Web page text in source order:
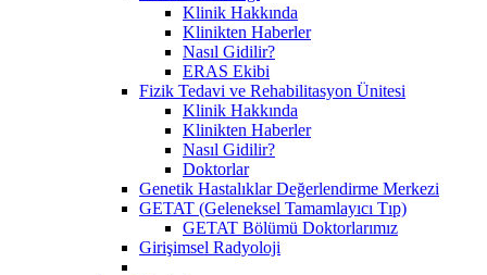
Klinik Hakkında
Klinikten Haberler
Nasıl Gidilir?
ERAS Ekibi
Fizik Tedavi ve Rehabilitasyon Ünitesi
Klinik Hakkında
Klinikten Haberler
Nasıl Gidilir?
Doktorlar
Genetik Hastalıklar Değerlendirme Merkezi
GETAT (Geleneksel Tamamlayıcı Tıp)
GETAT Bölümü Doktorlarımız
Girişimsel Radyoloji